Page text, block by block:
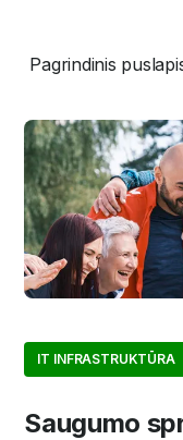
Pagrindinis
IT INFRASTRUKTŪRA
Saugumo